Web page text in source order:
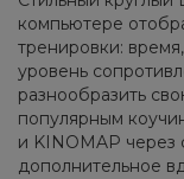
компьютере
тренировки:
уровень
разнообразить
популярным
и KINOMAP
дополнительное